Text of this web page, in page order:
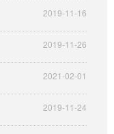
2019-11-16
2019-11-26
2021-02-01
2019-11-24